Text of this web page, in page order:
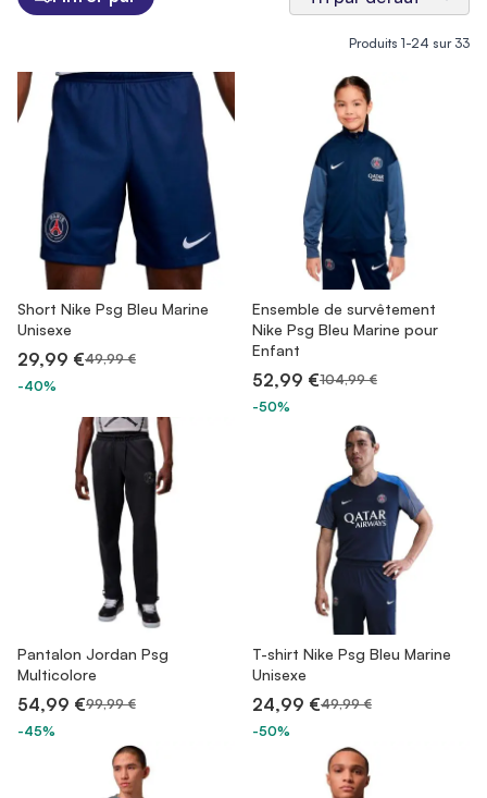
Produits 1-24 sur 33
Short Nike Psg Bleu Marine
Unisexe
29,99 €49,99 €
-40%
Ensemble de survêtement
Nike Psg Bleu Marine pour
Enfant
52,99 €104,99 €
-50%
Pantalon Jordan Psg
Multicolore
54,99 €99,99 €
-45%
T-shirt Nike Psg Bleu Marine
Unisexe
24,99 €49,99 €
-50%